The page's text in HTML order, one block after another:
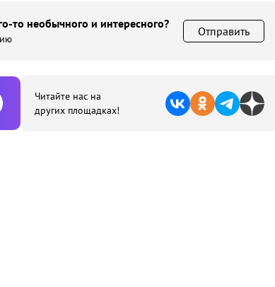
то необычного и интересного?
Отправить
Читайте нас на
других площадках!